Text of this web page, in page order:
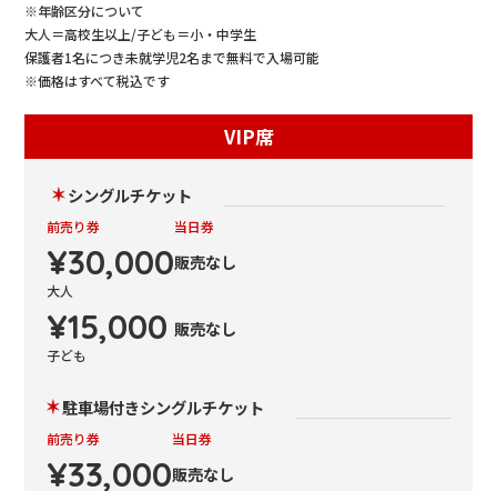
※年齢区分について
大人＝高校生以上/子ども＝小・中学生
保護者1名につき未就学児2名まで無料で入場可能
※価格はすべて税込です
VIP席
シングルチケット
前売り券
¥30,000
大人
¥15,000
子ども
当日券
販売なし
販売なし
駐車場付きシングルチケット
前売り券
¥33,000
当日券
販売なし